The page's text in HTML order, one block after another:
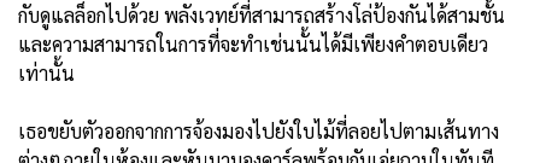
กับดูแลล็อกไปด้วย พลังเวทย์ที่สามารถสร้างโล่ป้องกันได้สามชั้น
และความสามารถในการที่จะทำเช่นนั้นได้มีเพียงคำตอบเดียว
เท่านั้น
เธอขยับตัวออกจากการจ้องมองไปยังใบไม้ที่ลอยไปตามเส้นทาง